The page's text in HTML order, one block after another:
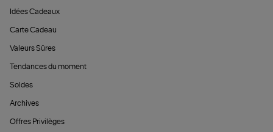
Idées Cadeaux
Carte Cadeau
Valeurs Sûres
Tendances du moment
Soldes
Archives
Offres Privilèges